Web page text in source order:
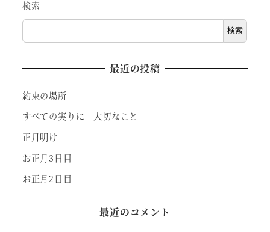
検索
検索
最近の投稿
約束の場所
すべての実りに 大切なこと
正月明け
お正月3日目
お正月2日目
最近のコメント